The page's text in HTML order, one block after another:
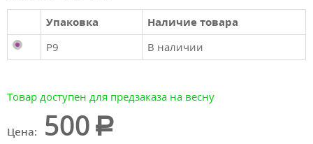
Упаковка
Наличие товара
P9
В наличии
Товар доступен для предзаказа на весну
Цена: 500